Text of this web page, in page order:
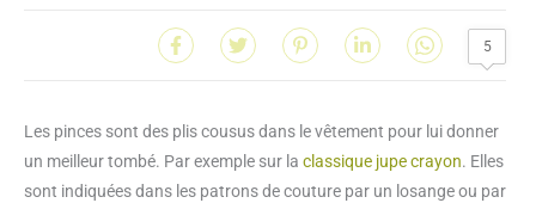
5
Les pinces sont des plis cousus dans le vêtement pour lui donner
un meilleur tombé. Par exemple sur la classique jupe crayon. Elles
sont indiquées dans les patrons de couture par un losange ou par